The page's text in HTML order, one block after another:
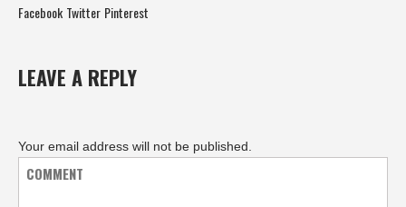
Facebook Twitter Pinterest
LEAVE A REPLY
Your email address will not be published.